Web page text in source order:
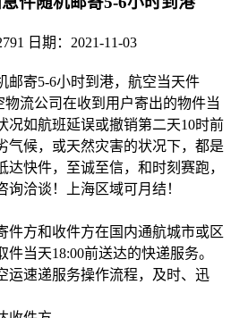
日期：2021-11-03
邮寄5-6小时到港，航空当天件
物流公司在收到用户寄出的物件当
况如航班延误或撤销第二天10时前
气候，或天然灾害的状况下，都是
达快件，至诚至信，和时刻赛跑，
洽谈！上海区域可月结！
件方和收件方在国内通航城市或区
当天18:00前送达的快递服务。
运速递服务操作流程，及时、迅